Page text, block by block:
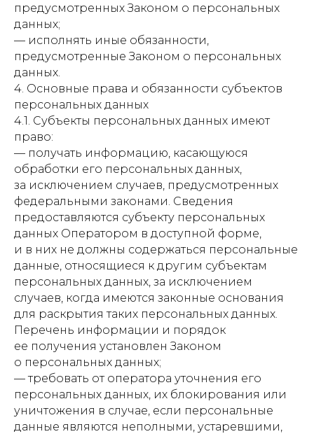
предусмотренных Законом о персональных
данных;
— исполнять иные обязанности,
предусмотренные Законом о персональных
данных.
4. Основные права и обязанности субъектов
персональных данных
4.1. Субъекты персональных данных имеют
право:
— получать информацию, касающуюся
обработки его персональных данных,
за исключением случаев, предусмотренных
федеральными законами. Сведения
предоставляются субъекту персональных
данных Оператором в доступной форме,
и в них не должны содержаться персональные
данные, относящиеся к другим субъектам
персональных данных, за исключением
случаев, когда имеются законные основания
для раскрытия таких персональных данных.
Перечень информации и порядок
ее получения установлен Законом
о персональных данных;
— требовать от оператора уточнения его
персональных данных, их блокирования или
уничтожения в случае, если персональные
данные являются неполными, устаревшими,